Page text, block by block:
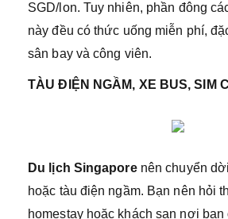
SGD/lon. Tuy nhiên, phần đông
này đều có thức uống miễn phí,
sân bay và công viên.
TÀU ĐIỆN NGẦM, XE BUS, SIM
Du lịch Singaporenên chuyển
hoặc tàu điện ngầm. Bạn nên hỏi
homestay hoặc khách sạn nơi